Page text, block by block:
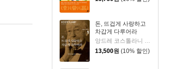
돈, 뜨겁게 사랑하고
차갑게 다루어라
앙드레 코스톨라니 저/한윤진 역
13,500원 (10% 할인)